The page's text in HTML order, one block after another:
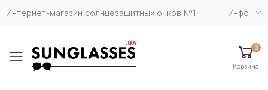
Интернет-магазин солнцезащитных очков №1 Инфо
Toggle mobile menu
0
Корзина